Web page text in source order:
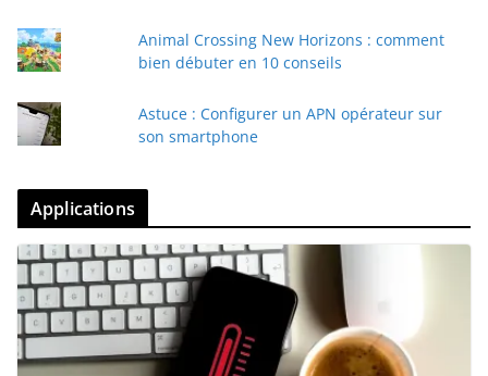
Animal Crossing New Horizons : comment
bien débuter en 10 conseils
Astuce : Configurer un APN opérateur sur
son smartphone
Applications